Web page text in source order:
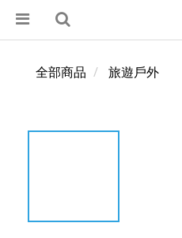
全部商品 旅遊戶外